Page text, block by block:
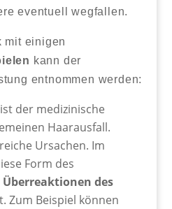
eventuell wegfallen.
mit einigen
kann der
entnommen werden:
der medizinische
Haarausfall.
Ursachen. Im
Form des
Überreaktionen des
Zum Beispiel können